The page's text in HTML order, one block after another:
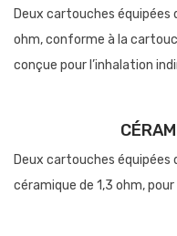
Deux cartouches équipées
ohm, conforme à la
conçue pour l’inhalation
Deux cartouches équipées
céramique de 1,3 ohm,